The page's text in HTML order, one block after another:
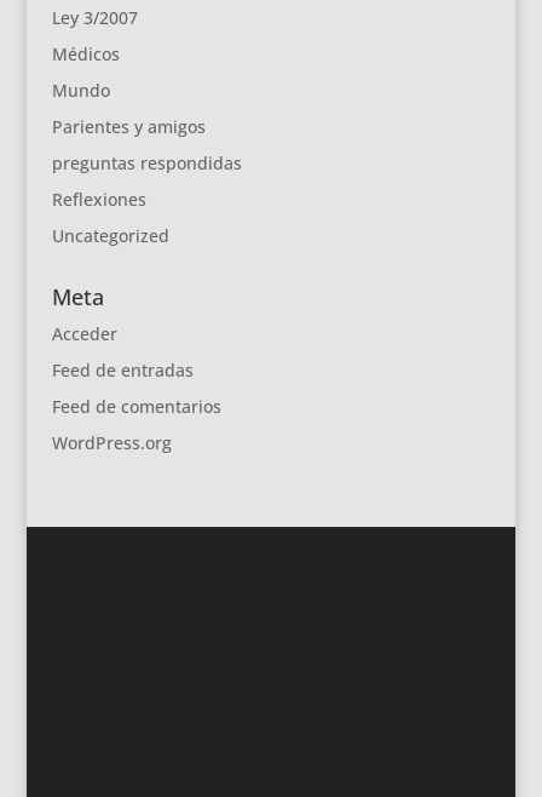
Ley 3/2007
Médicos
Mundo
Parientes y amigos
preguntas respondidas
Reflexiones
Uncategorized
Meta
Acceder
Feed de entradas
Feed de comentarios
WordPress.org